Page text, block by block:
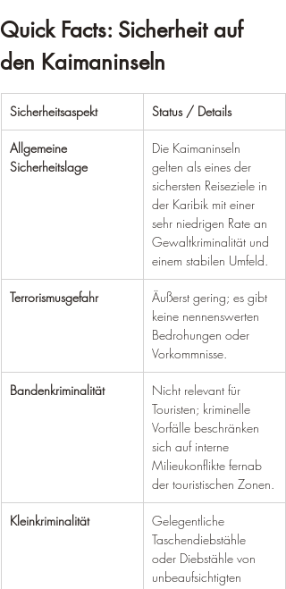
Quick Facts: Sicherheit auf
den Kaimaninseln
Sicherheitsaspekt Status / Details
Allgemeine
Sicherheitslage
Die Kaimaninseln
gelten als eines der
sichersten Reiseziele in
der Karibik mit einer
sehr niedrigen Rate an
Gewaltkriminalität und
einem stabilen Umfeld.
Terrorismusgefahr
Äußerst gering; es gibt
keine nennenswerten
Bedrohungen oder
Vorkommnisse.
Bandenkriminalität
Nicht relevant für
Touristen; kriminelle
Vorfälle beschränken
sich auf interne
Milieukonflikte fernab
der touristischen Zonen.
Kleinkriminalität
Gelegentliche
Taschendiebstähle
oder Diebstähle von
unbeaufsichtigten